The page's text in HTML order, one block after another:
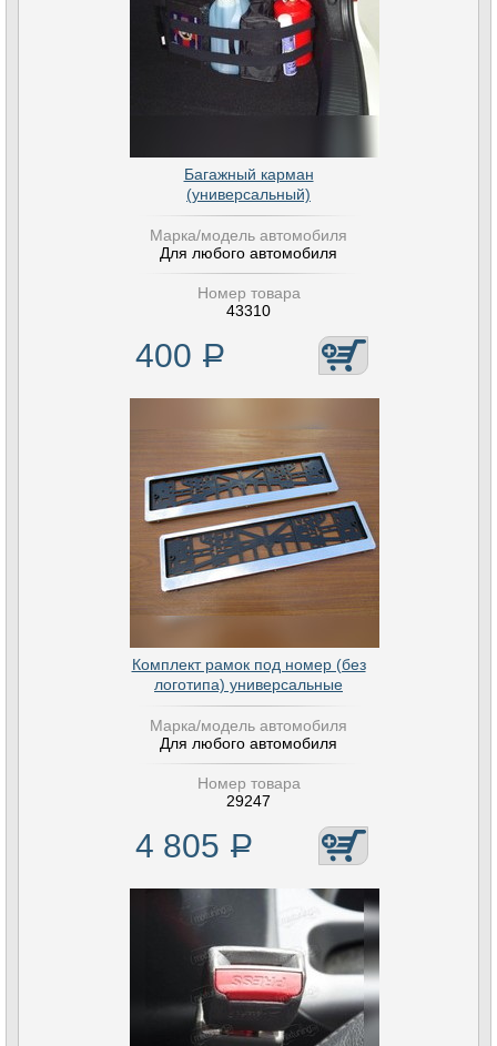
Багажный карман
(универсальный)
Марка/модель автомобиля
Для любого автомобиля
Номер товара
43310
400 Р
Комплект рамок под номер (без
логотипа) универсальные
Марка/модель автомобиля
Для любого автомобиля
Номер товара
29247
4 805 Р